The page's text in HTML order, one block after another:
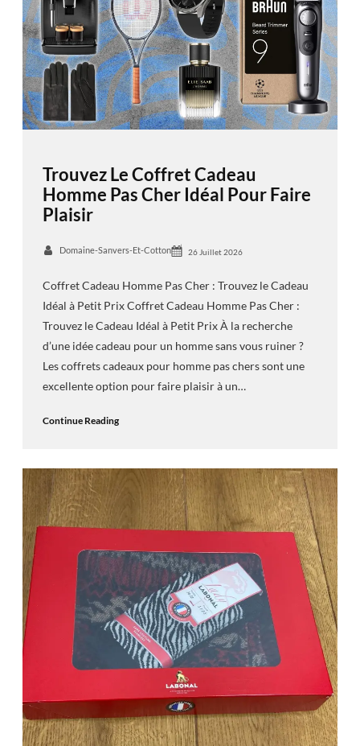
Trouvez Le Coffret Cadeau
Homme Pas Cher Idéal Pour Faire
Plaisir
Domaine-Sanvers-Et-Cotton 26 Juillet 2026
Coffret Cadeau Homme Pas Cher : Trouvez le Cadeau
Idéal à Petit Prix Coffret Cadeau Homme Pas Cher :
Trouvez le Cadeau Idéal à Petit Prix À la recherche
d’une idée cadeau pour un homme sans vous ruiner ?
Les coffrets cadeaux pour homme pas chers sont une
excellente option pour faire plaisir à un…
Continue Reading